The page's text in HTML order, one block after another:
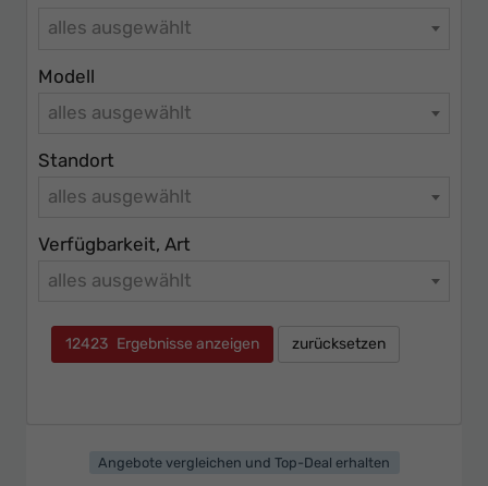
alles ausgewählt
Modell
alles ausgewählt
Standort
alles ausgewählt
Verfügbarkeit, Art
alles ausgewählt
12423 Ergebnisse anzeigen zurücksetzen
Angebote vergleichen und Top-Deal erhalten